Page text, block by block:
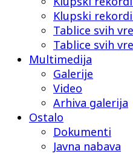
Klupski
Tablice svih
Tablice svih
Multimedija
Galerije
Video
Arhiva galerija
Ostalo
Dokumenti
Javna nabava